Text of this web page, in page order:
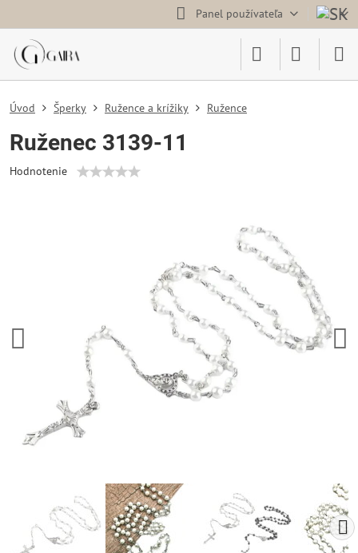
Panel používateľa
Úvod Šperky Ružence a krížiky Ružence
Ruženec 3139-11
Hodnotenie